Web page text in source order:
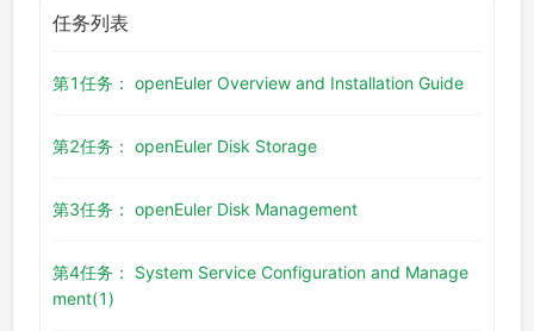
任务列表
第1任务： openEuler Overview and Installation Guide
第2任务： openEuler Disk Storage
第3任务： openEuler Disk Management
第4任务： System Service Configuration and Manage
ment(1)